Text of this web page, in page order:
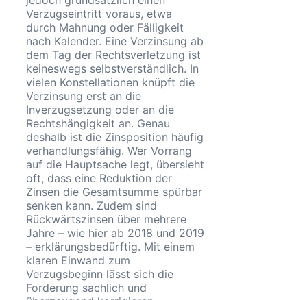
Verzugseintritt voraus, etwa
durch Mahnung oder Fälligkeit
nach Kalender. Eine Verzinsung ab
dem Tag der Rechtsverletzung ist
keineswegs selbstverständlich. In
vielen Konstellationen knüpft die
Verzinsung erst an die
Inverzugsetzung oder an die
Rechtshängigkeit an. Genau
deshalb ist die Zinsposition häufig
verhandlungsfähig. Wer Vorrang
auf die Hauptsache legt, übersieht
oft, dass eine Reduktion der
Zinsen die Gesamtsumme spürbar
senken kann. Zudem sind
Rückwärtszinsen über mehrere
Jahre – wie hier ab 2018 und 2019
– erklärungsbedürftig. Mit einem
klaren Einwand zum
Verzugsbeginn lässt sich die
Forderung sachlich und